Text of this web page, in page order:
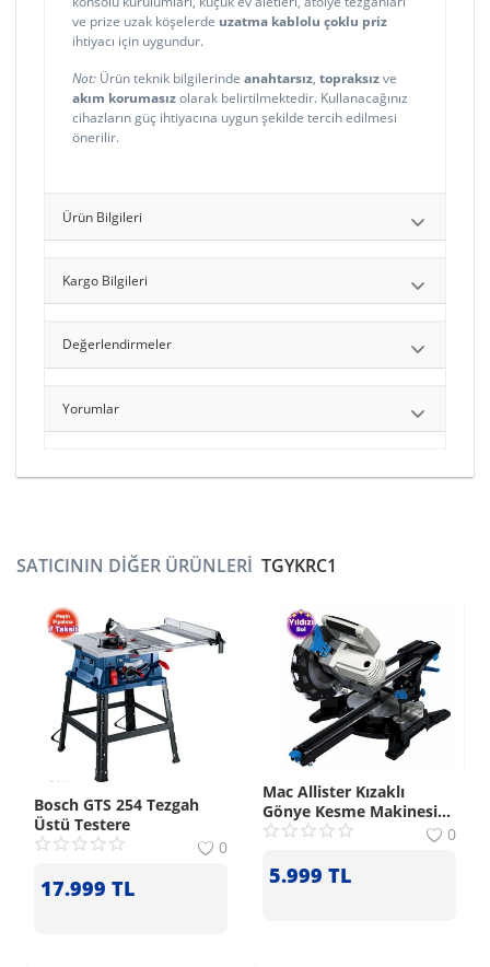
ve prize uzak köşelerde uzatma kablolu çoklu priz
ihtiyacı için uygundur.
Not: Ürün teknik bilgilerinde anahtarsız, topraksızve
akım korumasızolarak belirtilmektedir. Kullanacağınız
cihazların güç ihtiyacına uygun şekilde tercih edilmesi
önerilir.
Ürün Bilgileri
Kargo Bilgileri
Değerlendirmeler
Yorumlar
SATICININ DIĞER ÜRÜNLERI TGYKRC1
Bosch GTS 254 Tezgah
Üstü Testere
0
17.999 TL
Mac Allister Kızaklı
Gönye Kesme Makinesi
1500 W:
0
5.999 TL